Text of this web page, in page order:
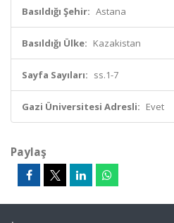
Basıldığı Şehir: Astana
Basıldığı Ülke: Kazakistan
Sayfa Sayıları: ss.1-7
Gazi Üniversitesi Adresli: Evet
Paylaş